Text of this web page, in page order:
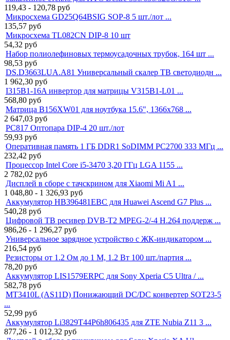
119,43 - 120,78 руб
Микросхема GD25Q64BSIG SOP-8 5 шт./лот ...
135,57 руб
Микросхема TL082CN DIP-8 10 шт
54,32 руб
Набор полиолефиновых термоусадочных трубок, 164 шт ...
98,53 руб
DS.D3663LUA.A81 Универсальный скалер ТВ светодиодн ...
1 962,30 руб
I315B1-16A инвертор для матрицы V315B1-L01 ...
568,80 руб
Матрица B156XW01 для ноутбука 15.6", 1366x768 ...
2 647,03 руб
PC817 Оптопара DIP-4 20 шт./лот
59,93 руб
Оперативная память 1 ГБ DDR1 SoDIMM PC2700 333 МГц ...
232,42 руб
Процессор Intel Core i5-3470 3,20 ГГц LGA 1155 ...
2 782,02 руб
Дисплей в сборе с тачскрином для Xiaomi Mi A1 ...
1 048,80 - 1 326,93 руб
Аккумулятор HB396481EBC для Huawei Ascend G7 Plus ...
540,28 руб
Цифровой ТВ ресивер DVB-T2 MPEG-2/-4 H.264 поддерж ...
986,26 - 1 296,27 руб
Универсальное зарядное устройство с ЖК-индикатором ...
216,54 руб
Резисторы от 1.2 Ом до 1 М, 1.2 Вт 100 шт./партия ...
78,20 руб
Аккумулятор LIS1579ERPC для Sony Xperia C5 Ultra / ...
582,78 руб
MT3410L (AS11D) Понижающий DC/DC конвертер SOT23-5
...
52,99 руб
Аккумулятор Li3829T44P6h806435 для ZTE Nubia Z11 3 ...
877,26 - 1 012,32 руб